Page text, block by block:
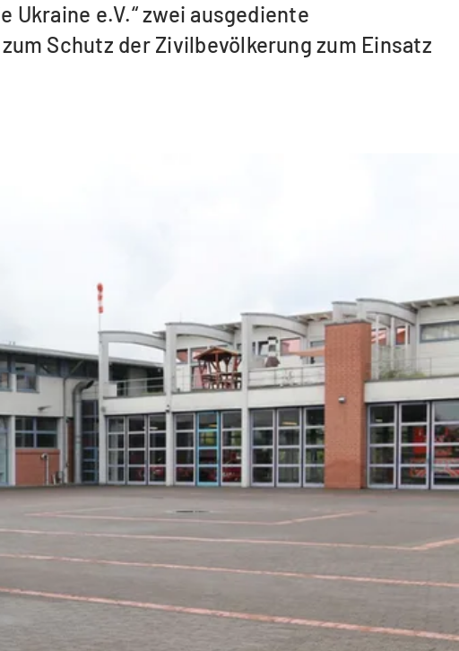
Ukraine e.V.“ zwei ausgediente
Schutz der Zivilbevölkerung zum Einsatz